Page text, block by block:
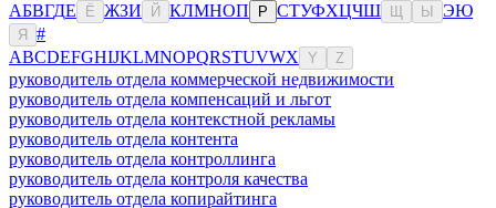
АБВГДЕ Ё ЖЗИ Й КЛМНОП Р СТУФХЦЧШ Ы ЭЮ
Я
#
ABCDEFGHIJKLMNOPQRSTUVWX Y Z
руководитель отдела коммерческой недвижимости
руководитель отдела компенсаций и льгот
руководитель отдела контекстной рекламы
руководитель отдела контента
руководитель отдела контроллинга
руководитель отдела контроля качества
руководитель отдела копирайтинга